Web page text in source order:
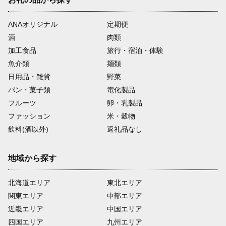
ANAオリジナル
定期便
酒
肉類
加工食品
旅行・宿泊・体験
魚介類
麺類
日用品・雑貨
野菜
パン・菓子類
電化製品
フルーツ
卵・乳製品
ファッション
米・穀物
飲料(酒以外)
返礼品なし
地域から探す
北海道エリア
関東エリア
近畿エリア
四国エリア
東北エリア
中部エリア
中国エリア
九州エリア